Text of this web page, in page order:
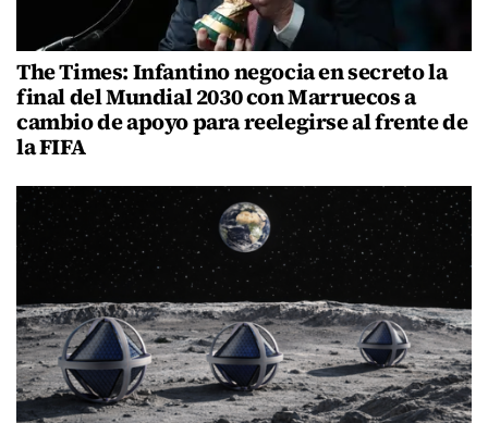
The Times: Infantino negocia en secreto la
final del Mundial 2030 con Marruecos a
cambio de apoyo para reelegirse al frente de
la FIFA